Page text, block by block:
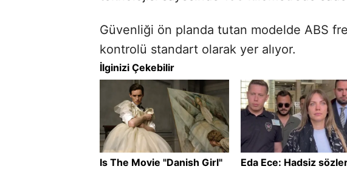
Güvenliği ön planda tutan modelde ABS
kontrolü standart olarak yer alıyor.